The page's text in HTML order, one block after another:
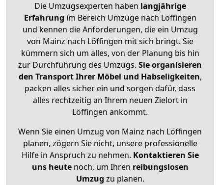
Die Umzugsexperten haben langjährige
Erfahrung im Bereich Umzüge nach Löffingen
und kennen die Anforderungen, die ein Umzug
von Mainz nach Löffingen mit sich bringt. Sie
kümmern sich um alles, von der Planung bis hin
zur Durchführung des Umzugs. Sie organisieren
den Transport Ihrer Möbel und Habseligkeiten,
packen alles sicher ein und sorgen dafür, dass
alles rechtzeitig an Ihrem neuen Zielort in
Löffingen ankommt.
Wenn Sie einen Umzug von Mainz nach Löffingen
planen, zögern Sie nicht, unsere professionelle
Hilfe in Anspruch zu nehmen. Kontaktieren Sie
uns heutenoch, um Ihren reibungslosen
Umzug zu planen.